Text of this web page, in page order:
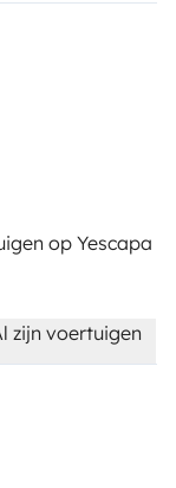
op Yescapa
zijn voertuigen